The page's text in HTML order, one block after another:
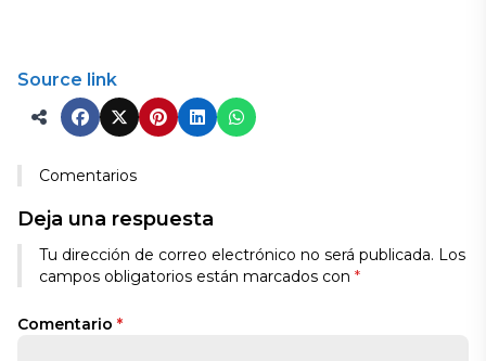
Source link
Comentarios
Deja una respuesta
Tu dirección de correo electrónico no será publicada. Los
campos obligatorios están marcados con *
Comentario *